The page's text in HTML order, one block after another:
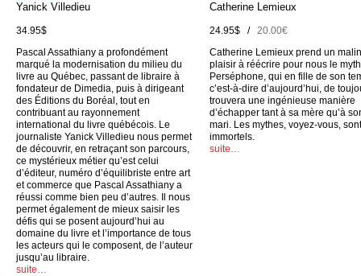
Yanick Villedieu
34.95$
Pascal Assathiany a profondément
marqué la modernisation du milieu du
livre au Québec, passant de libraire à
fondateur de Dimedia, puis à dirigeant
des Éditions du Boréal, tout en
contribuant au rayonnement
international du livre québécois. Le
journaliste Yanick Villedieu nous permet
de découvrir, en retraçant son parcours,
ce mystérieux métier qu’est celui
d’éditeur, numéro d’équilibriste entre art
et commerce que Pascal Assathiany a
réussi comme bien peu d’autres. Il nous
permet également de mieux saisir les
défis qui se posent aujourd’hui au
domaine du livre et l’importance de tous
les acteurs qui le composent, de l’auteur
jusqu’au libraire.
suite…
Catherine Lemieux
24.95$ /20.00€
Catherine Lemieux prend un malin
plaisir à réécrire pour nous le
Perséphone, qui en fille de son
c’est-à-dire d’aujourd’hui, de
trouvera une ingénieuse manière
d’échapper tant à sa mère qu’à
mari. Les mythes, voyez-vous, sont
immortels.
suite…